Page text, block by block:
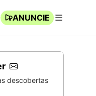
ANUNCIE
descobertas